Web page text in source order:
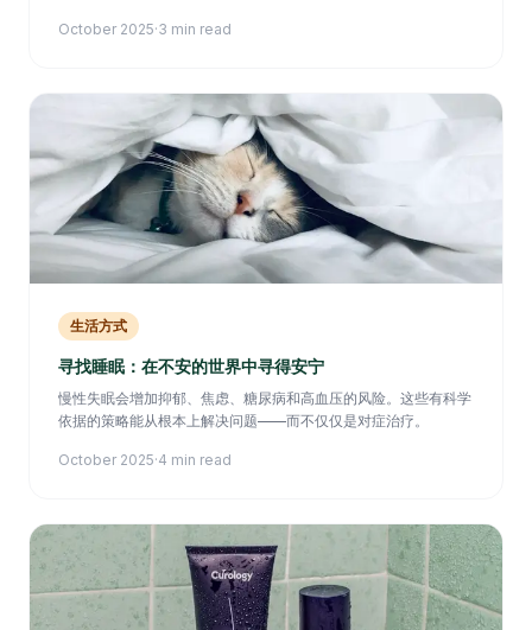
October 2025·3 min read
生活方式
寻找睡眠：在不安的世界中寻得安宁
慢性失眠会增加抑郁、焦虑、糖尿病和高血压的风险。这些有科学
依据的策略能从根本上解决问题——而不仅仅是对症治疗。
October 2025·4 min read